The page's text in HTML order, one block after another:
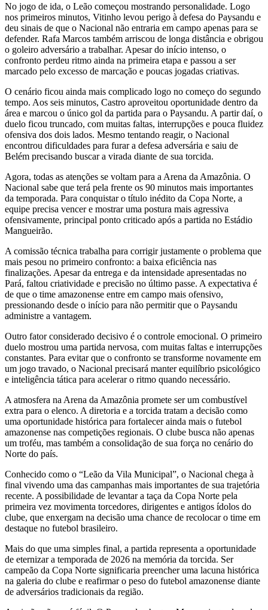
No jogo de ida, o Leão começou mostrando personalidade. Logo
nos primeiros minutos, Vitinho levou perigo à defesa do Paysandu e
deu sinais de que o Nacional não entraria em campo apenas para se
defender. Rafa Marcos também arriscou de longa distância e obrigou
o goleiro adversário a trabalhar. Apesar do início intenso, o
confronto perdeu ritmo ainda na primeira etapa e passou a ser
marcado pelo excesso de marcação e poucas jogadas criativas.
O cenário ficou ainda mais complicado logo no começo do segundo
tempo. Aos seis minutos, Castro aproveitou oportunidade dentro da
área e marcou o único gol da partida para o Paysandu. A partir daí, o
duelo ficou truncado, com muitas faltas, interrupções e pouca fluidez
ofensiva dos dois lados. Mesmo tentando reagir, o Nacional
encontrou dificuldades para furar a defesa adversária e saiu de
Belém precisando buscar a virada diante de sua torcida.
Agora, todas as atenções se voltam para a Arena da Amazônia. O
Nacional sabe que terá pela frente os 90 minutos mais importantes
da temporada. Para conquistar o título inédito da Copa Norte, a
equipe precisa vencer e mostrar uma postura mais agressiva
ofensivamente, principal ponto criticado após a partida no Estádio
Mangueirão.
A comissão técnica trabalha para corrigir justamente o problema que
mais pesou no primeiro confronto: a baixa eficiência nas
finalizações. Apesar da entrega e da intensidade apresentadas no
Pará, faltou criatividade e precisão no último passe. A expectativa é
de que o time amazonense entre em campo mais ofensivo,
pressionando desde o início para não permitir que o Paysandu
administre a vantagem.
Outro fator considerado decisivo é o controle emocional. O primeiro
duelo mostrou uma partida nervosa, com muitas faltas e interrupções
constantes. Para evitar que o confronto se transforme novamente em
um jogo travado, o Nacional precisará manter equilíbrio psicológico
e inteligência tática para acelerar o ritmo quando necessário.
A atmosfera na Arena da Amazônia promete ser um combustível
extra para o elenco. A diretoria e a torcida tratam a decisão como
uma oportunidade histórica para fortalecer ainda mais o futebol
amazonense nas competições regionais. O clube busca não apenas
um troféu, mas também a consolidação de sua força no cenário do
Norte do país.
Conhecido como o “Leão da Vila Municipal”, o Nacional chega à
final vivendo uma das campanhas mais importantes de sua trajetória
recente. A possibilidade de levantar a taça da Copa Norte pela
primeira vez movimenta torcedores, dirigentes e antigos ídolos do
clube, que enxergam na decisão uma chance de recolocar o time em
destaque no futebol brasileiro.
Mais do que uma simples final, a partida representa a oportunidade
de eternizar a temporada de 2026 na memória da torcida. Ser
campeão da Copa Norte significaria preencher uma lacuna histórica
na galeria do clube e reafirmar o peso do futebol amazonense diante
de adversários tradicionais da região.